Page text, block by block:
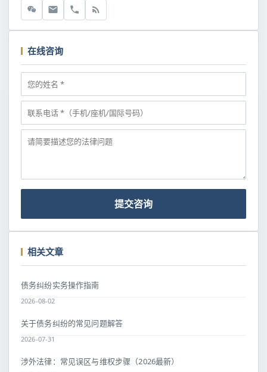
在线咨询
提交咨询
相关文章
债务纠纷实务操作指南
2026-08-02
关于债务纠纷的常见问题解答
2026-07-31
涉外法律：常见误区与维权步骤（2026最新）